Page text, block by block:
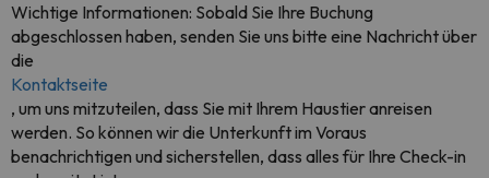
Wichtige Informationen: Sobald Sie Ihre Buchung
abgeschlossen haben, senden Sie uns bitte eine Nachricht über
die
Kontaktseite
, um uns mitzuteilen, dass Sie mit Ihrem Haustier anreisen
werden. So können wir die Unterkunft im Voraus
benachrichtigen und sicherstellen, dass alles für Ihre Check-in